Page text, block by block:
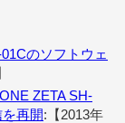
のソフトウェ
ZETA SH-
再開:【2013年